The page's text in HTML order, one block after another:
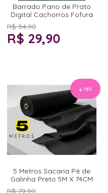
Barrado Pano de Prato
Digital Cachorros Fofura
R$ 34,90
R$ 29,90
13%
5 Metros Sacaria Pé de
Galinha Preto 5M X 74CM
R$ 79,90